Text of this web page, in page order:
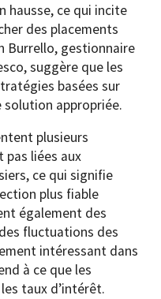
hausse, ce qui incite
des placements
Burrello, gestionnaire
suggère que les
basées sur
appropriée.
plusieurs
pas liées aux
ce qui signifie
plus fiable
également des
fluctuations des
intéressant dans
à ce que les
taux d’intérêt.